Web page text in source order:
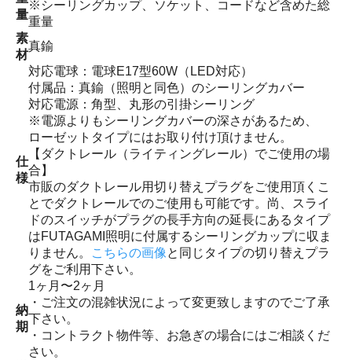
量
※シーリングカップ、ソケット、コードなど含めた総
重量
素
材
真鍮
仕
様
対応電球：電球E17型60W（LED対応）
付属品：真鍮（照明と同色）のシーリングカバー
対応電源：角型、丸形の引掛シーリング
※電源よりもシーリングカバーの深さがあるため、
ローゼットタイプにはお取り付け頂けません。
【ダクトレール（ライティングレール）でご使用の場
合】
市販のダクトレール用切り替えプラグをご使用頂くこ
とでダクトレールでのご使用も可能です。尚、スライ
ドのスイッチがプラグの長手方向の延長にあるタイプ
はFUTAGAMI照明に付属するシーリングカップに収ま
りません。
こちらの画像と同じタイプの切り替えプラ
グをご利用下さい。
納
期
1ヶ月〜2ヶ月
・ご注文の混雑状況によって変更致しますのでご了承
下さい。
・コントラクト物件等、お急ぎの場合にはご相談くだ
さい。